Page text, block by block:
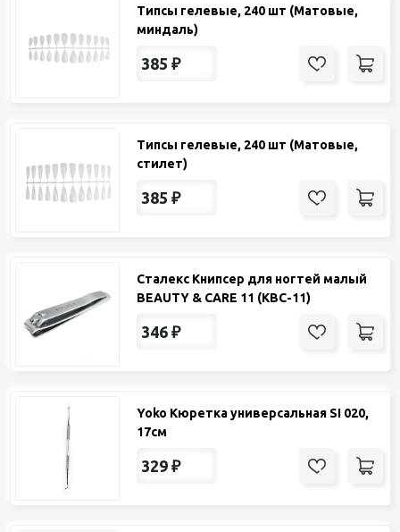
Типсы гелевые, 240 шт (Матовые,
миндаль)
385 ₽
Типсы гелевые, 240 шт (Матовые,
стилет)
385 ₽
Сталекс Книпсер для ногтей малый
BEAUTY & CARE 11 (KBC-11)
346 ₽
Yoko Кюретка универсальная SI 020,
17см
329 ₽